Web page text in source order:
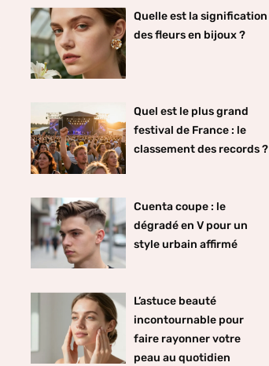
Quelle est la signification
des fleurs en bijoux ?
Quel est le plus grand
festival de France : le
classement des records ?
Cuenta coupe : le
dégradé en V pour un
style urbain affirmé
L’astuce beauté
incontournable pour
faire rayonner votre
peau au quotidien